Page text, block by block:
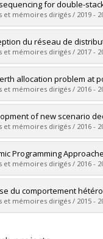
:Zimmermann, Maëlle
Doctoral
:Ph. D.
le document dans
for double-
et mémoires dirigés / 2019 -
: Perrault, William
Master's
:M. Sc.
le document dans
du réseau de
et mémoires dirigés / 2017 -
:Ikama, Amine
Master's
:M. Sc.
le document dans
allocation problem at
et mémoires dirigés / 2016 -
:Saadaoui, Yousra
Master's
:M. Sc.
le document dans
of new scenario
et mémoires dirigés / 2016 -
:Zehtabian, Shohre
Master's
:M. Sc.
le document dans
Programming
et mémoires dirigés / 2016 -
:Mai, Anh Tien
Doctoral
:Ph. D.
du comportement
et mémoires dirigés / 2015 -